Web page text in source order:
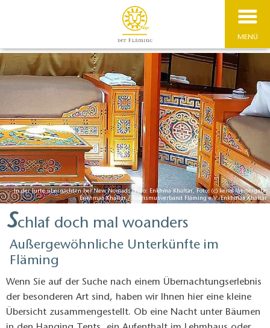
MENÜ
In der Jurte übernachten bei New Nomads, Foto: Enkhma Khaltar, Foto: (c) keine Weitergabe
Enkhmaa Khaltar / Tourismusverband Fläming e.V./Enkhmaa Khaltar
Schlaf doch mal woanders
Außergewöhnliche Unterkünfte im
Fläming
Wenn Sie auf der Suche nach einem Übernachtungserlebnis
der besonderen Art sind, haben wir Ihnen hier eine kleine
Übersicht zusammengestellt. Ob eine Nacht unter Bäumen